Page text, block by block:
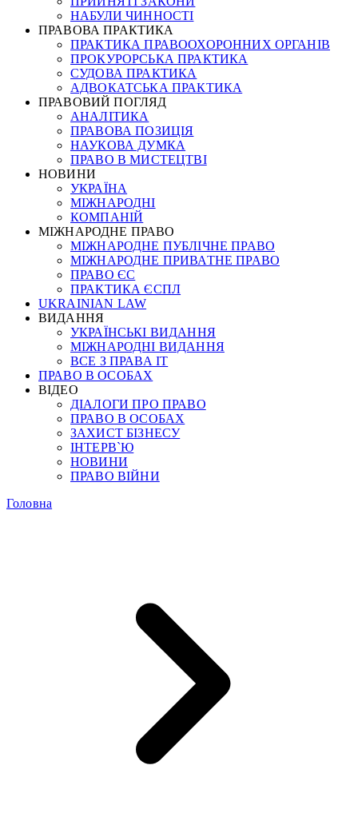
НАБУЛИ ЧИННОСТІ
ПРАВОВА ПРАКТИКА
ПРАКТИКА ПРАВООХОРОННИХ ОРГАНІВ
ПРОКУРОРСЬКА ПРАКТИКА
СУДОВА ПРАКТИКА
АДВОКАТСЬКА ПРАКТИКА
ПРАВОВИЙ ПОГЛЯД
АНАЛІТИКА
ПРАВОВА ПОЗИЦІЯ
НАУКОВА ДУМКА
ПРАВО В МИСТЕЦТВІ
НОВИНИ
УКРАЇНА
МІЖНАРОДНІ
КОМПАНІЙ
МІЖНАРОДНЕ ПРАВО
МІЖНАРОДНЕ ПУБЛІЧНЕ ПРАВО
МІЖНАРОДНЕ ПРИВАТНЕ ПРАВО
ПРАВО ЄС
ПРАКТИКА ЄСПЛ
UKRAINIAN LAW
ВИДАННЯ
УКРАЇНСЬКІ ВИДАННЯ
МІЖНАРОДНІ ВИДАННЯ
ВСЕ З ПРАВА ІТ
ПРАВО В ОСОБАХ
ВІДЕО
ДІАЛОГИ ПРО ПРАВО
ПРАВО В ОСОБАХ
ЗАХИСТ БІЗНЕСУ
ІНТЕРВ`Ю
НОВИНИ
ПРАВО ВІЙНИ
Головна